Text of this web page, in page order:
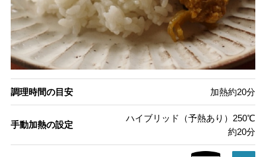
調理時間の目安 加熱約20分
手動加熱の設定
ハイブリッド（予熱あり）250℃
約20分